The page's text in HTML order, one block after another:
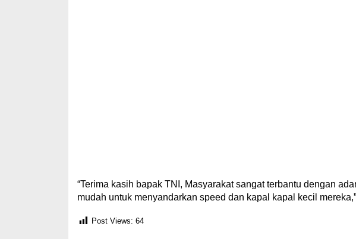
“Terima kasih bapak TNI, Masyarakat sangat terbantu dengan
mudah untuk menyandarkan speed dan kapal kapal kecil
Post Views: 64